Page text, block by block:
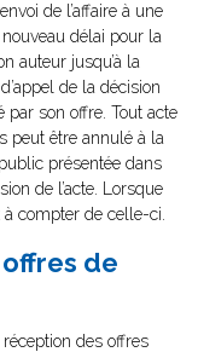
de l’affaire à une
délai pour la
auteur jusqu’à la
de la décision
son offre. Tout acte
peut être annulé à la
présentée dans
de l’acte. Lorsque
compter de celle-ci.
offres de
réception des offres